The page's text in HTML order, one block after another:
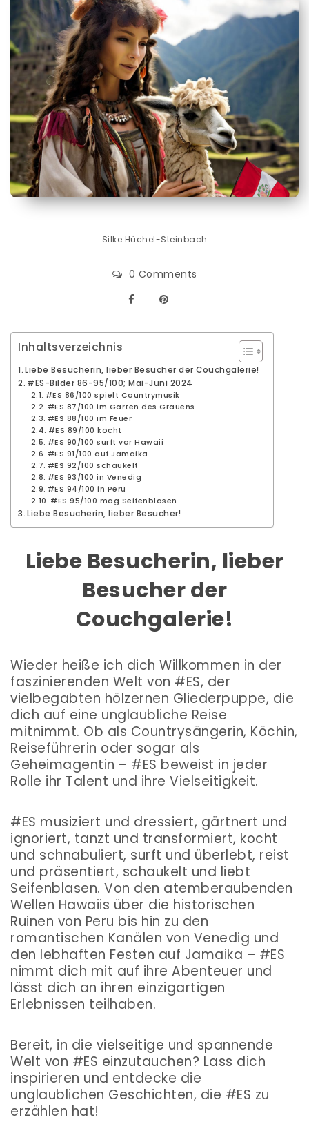
Silke Hüchel-Steinbach
0 Comments
Inhaltsverzeichnis
Liebe Besucherin, lieber Besucher der Couchgalerie!
#ES-Bilder 86-95/100; Mai-Juni 2024
#ES 86/100 spielt Countrymusik
#ES 87/100 im Garten des Grauens
#ES 88/100 im Feuer
#ES 89/100 kocht
#ES 90/100 surft vor Hawaii
#ES 91/100 auf Jamaika
#ES 92/100 schaukelt
#ES 93/100 in Venedig
#ES 94/100 in Peru
#ES 95/100 mag Seifenblasen
Liebe Besucherin, lieber Besucher!
Liebe Besucherin, lieber
Besucher der
Couchgalerie!
Wieder heiße ich dich Willkommen in der
faszinierenden Welt von #ES, der
vielbegabten hölzernen Gliederpuppe, die
dich auf eine unglaubliche Reise
mitnimmt. Ob als Countrysängerin, Köchin,
Reiseführerin oder sogar als
Geheimagentin – #ES beweist in jeder
Rolle ihr Talent und ihre Vielseitigkeit.
#ES musiziert und dressiert, gärtnert und
ignoriert, tanzt und transformiert, kocht
und schnabuliert, surft und überlebt, reist
und präsentiert, schaukelt und liebt
Seifenblasen. Von den atemberaubenden
Wellen Hawaiis über die historischen
Ruinen von Peru bis hin zu den
romantischen Kanälen von Venedig und
den lebhaften Festen auf Jamaika – #ES
nimmt dich mit auf ihre Abenteuer und
lässt dich an ihren einzigartigen
Erlebnissen teilhaben.
Bereit, in die vielseitige und spannende
Welt von #ES einzutauchen? Lass dich
inspirieren und entdecke die
unglaublichen Geschichten, die #ES zu
erzählen hat!